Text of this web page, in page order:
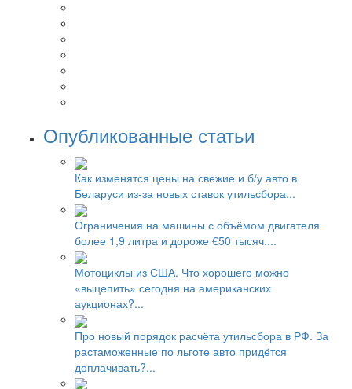
Опубликованные статьи
Как изменятся цены на свежие и б/у авто в
Беларуси из-за новых ставок утильсбора...
Ограничения на машины с объёмом двигателя
более 1,9 литра и дороже €50 тысяч....
Мотоциклы из США. Что хорошего можно
«выцепить» сегодня на американских
аукционах?...
Про новый порядок расчёта утильсбора в РФ. За
растаможенные по льготе авто придётся
доплачивать?...